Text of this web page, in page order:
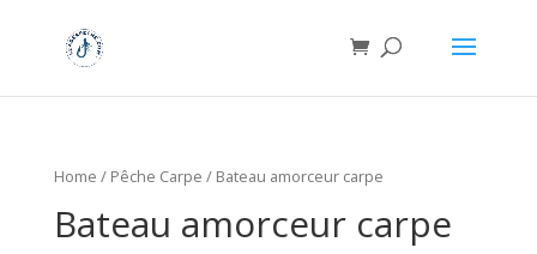
Home / Pêche Carpe / Bateau amorceur carpe
Bateau amorceur carpe